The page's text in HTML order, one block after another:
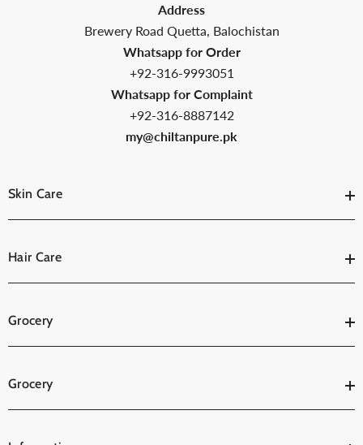
Address
Brewery Road Quetta, Balochistan
Whatsapp for Order
+92-316-9993051
Whatsapp for Complaint
+92-316-8887142
my@chiltanpure.pk
Skin Care
Hair Care
Grocery
Grocery